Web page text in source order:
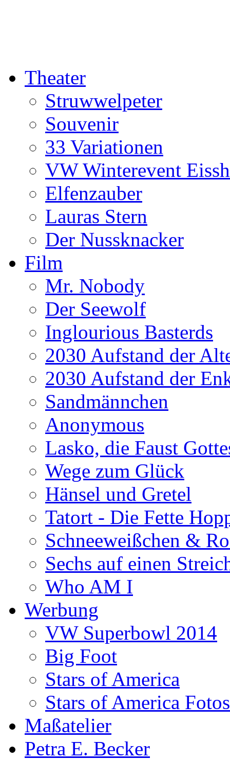
Theater
Struwwelpeter
Souvenir
33 Variationen
VW Winterevent
Elfenzauber
Lauras Stern
Der Nussknacker
Film
Mr. Nobody
Der Seewolf
Inglourious Basterds
2030 Aufstand der
2030 Aufstand der
Sandmännchen
Anonymous
Lasko, die Faust
Wege zum Glück
Hänsel und Gretel
Tatort - Die Fette
Schneeweißchen &
Sechs auf einen
Who AM I
Werbung
VW Superbowl 2014
Big Foot
Stars of America
Stars of America Fotos
Maßatelier
Petra E. Becker